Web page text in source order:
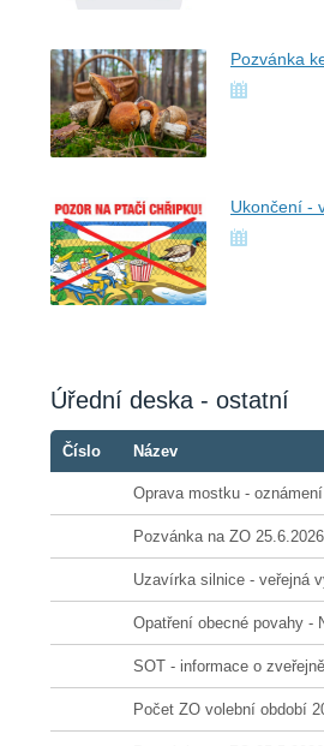
Pozvánka
Ukončení -
Úřední deska - ostatní
Číslo Název
Oprava mostku -
Pozvánka na ZO 25.6.2026
Uzavírka silnice - veřejná
Opatření obecné povahy -
SOT - informace o
Počet ZO volební období